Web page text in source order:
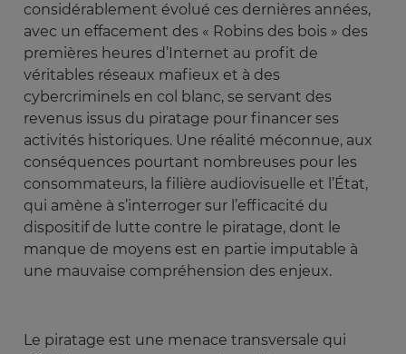
considérablement évolué ces dernières années,
avec un effacement des « Robins des bois » des
premières heures d’Internet au profit de
véritables réseaux mafieux et à des
cybercriminels en col blanc, se servant des
revenus issus du piratage pour financer ses
activités historiques. Une réalité méconnue, aux
conséquences pourtant nombreuses pour les
consommateurs, la filière audiovisuelle et l’État,
qui amène à s’interroger sur l’efficacité du
dispositif de lutte contre le piratage, dont le
manque de moyens est en partie imputable à
une mauvaise compréhension des enjeux.
Le piratage est une menace transversale qui